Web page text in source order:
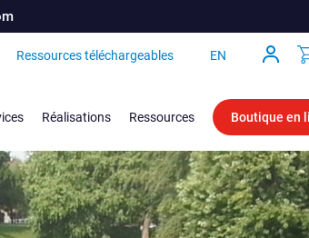
Ressources téléchargeables EN
Réalisations Ressources Boutique en